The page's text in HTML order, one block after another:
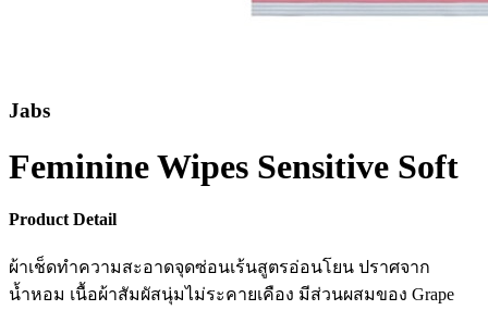
Jabs
Feminine Wipes Sensitive Soft
Product Detail
ผ้าเช็ดทำความสะอาดจุดซ่อนเร้นสูตรอ่อนโยน ปราศจาก
น้ำหอม เนื้อผ้าสัมผัสนุ่มไม่ระคายเคือง มีส่วนผสมของ Grape